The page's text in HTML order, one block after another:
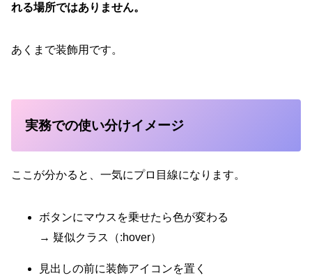
れる場所ではありません。
あくまで装飾用です。
実務での使い分けイメージ
ここが分かると、一気にプロ目線になります。
ボタンにマウスを乗せたら色が変わる
→ 疑似クラス（:hover）
見出しの前に装飾アイコンを置く